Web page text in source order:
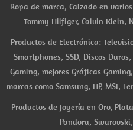
Ropa de marca, Calzado en
Tommy Hilfiger, Calvin Klein,
Productos de Electrónica:
Smartphones, SSD, Discos
Gaming, mejores Gráficas
marcas como Samsung, HP, MSI,
Productos de Joyería en Oro,
Pandora,